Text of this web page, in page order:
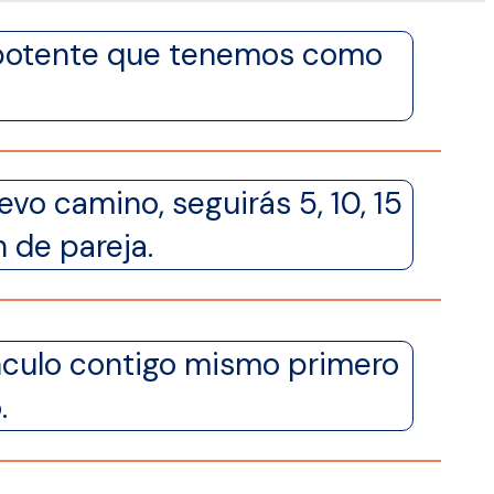
que tenemos como
camino, seguirás 5, 10, 15
de pareja.
contigo mismo primero